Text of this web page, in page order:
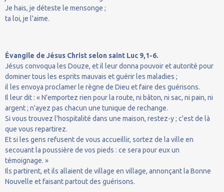
Je hais, je déteste le mensonge ;
ta loi, je l'aime.
Évangile de Jésus Christ selon saint Luc 9,1-6.
Jésus convoqua les Douze, et il leur donna pouvoir et autorité pour
dominer tous les esprits mauvais et guérir les maladies ;
il les envoya proclamer le règne de Dieu et faire des guérisons.
Il leur dit : « N'emportez rien pour la route, ni bâton, ni sac, ni pain, ni
argent ; n'ayez pas chacun une tunique de rechange.
Si vous trouvez l'hospitalité dans une maison, restez-y ; c'est de là
que vous repartirez.
Et si les gens refusent de vous accueillir, sortez de la ville en
secouant la poussière de vos pieds : ce sera pour eux un
témoignage. »
Ils partirent, et ils allaient de village en village, annonçant la Bonne
Nouvelle et faisant partout des guérisons.